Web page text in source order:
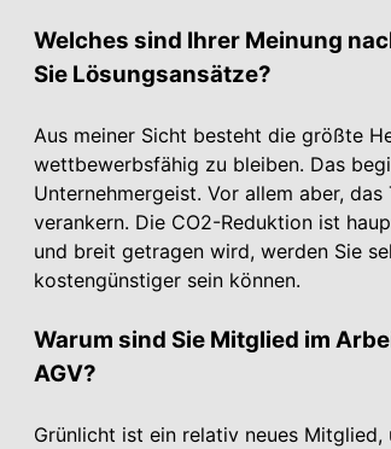
Welches sind Ihrer Meinung
Sie Lösungsansätze?
Aus meiner Sicht besteht die größte
wettbewerbsfähig zu bleiben. Das
Unternehmergeist. Vor allem aber,
verankern. Die CO2-Reduktion ist
und breit getragen wird, werden Sie
kostengünstiger sein können.
Warum sind Sie Mitglied im
AGV?
Grünlicht ist ein relativ neues